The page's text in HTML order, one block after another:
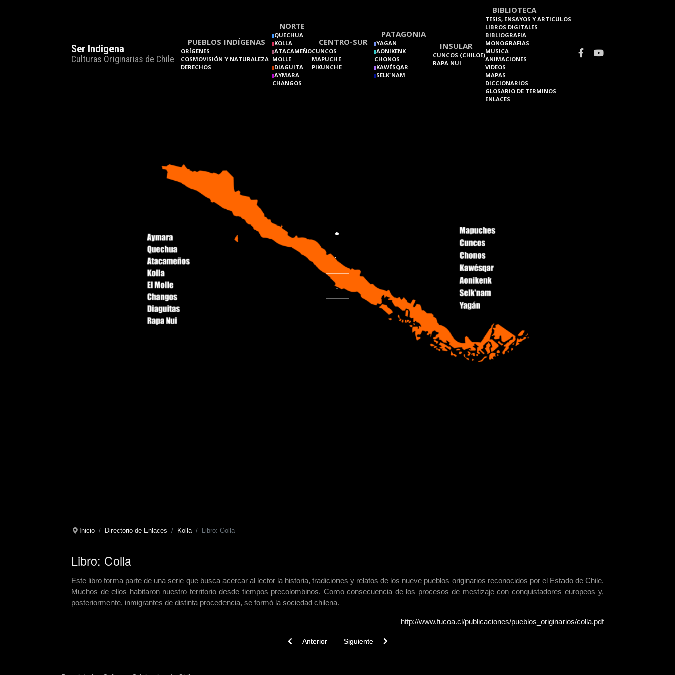
Ser Indigena
Culturas Originarias de Chile
PUEBLOS INDÍGENAS
ORÍGENES
COSMOVISIÓN Y NATURALEZA
DERECHOS
NORTE
QUECHUA
KOLLA
ATACAMEÑO
MOLLE
DIAGUITA
AYMARA
CHANGOS
CENTRO-SUR
CUNCOS
MAPUCHE
PIKUNCHE
PATAGONIA
YAGAN
AONIKENK
CHONOS
KAWÉSQAR
SELK´NAM
INSULAR
CUNCOS (CHILOE)
RAPA NUI
BIBLIOTECA
TESIS, ENSAYOS Y ARTICULOS
LIBROS DIGITALES
BIBLIOGRAFIA
MONOGRAFIAS
MUSICA
ANIMACIONES
VIDEOS
MAPAS
DICCIONARIOS
GLOSARIO DE TERMINOS
ENLACES
.
.
.
Inicio Directorio de Enlaces Kolla Libro: Colla
Libro: Colla
Este libro forma parte de una serie que busca acercar al lector la historia, tradiciones y relatos de los nueve pueblos originarios reconocidos por el Estado de Chile.
Muchos de ellos habitaron nuestro territorio desde tiempos precolombinos. Como consecuencia de los procesos de mestizaje con conquistadores europeos y,
posteriormente, inmigrantes de distinta procedencia, se formó la sociedad chilena.
http://www.fucoa.cl/publicaciones/pueblos_originarios/colla.pdf
Previous article: Guia: Conociendo la cultura Colla
Anterior Next article: Estudio: Estudio diagnóstico del pueblo Colla.
Siguiente